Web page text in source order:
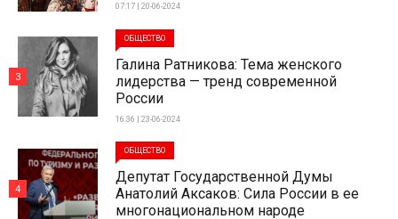
07:17 | 20-06-2024
ОБЩЕСТВО
Галина Ратникова: Тема женского
лидерства — тренд современной
России
16:36 | 23-06-2024
3
ОБЩЕСТВО
Депутат Государственной Думы
Анатолий Аксаков: Сила России в ее
многонациональном народе
4